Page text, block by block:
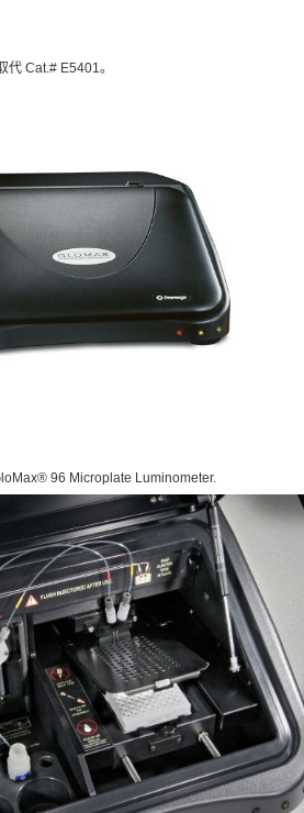
Cat.# E5401。
96 Microplate Luminometer.